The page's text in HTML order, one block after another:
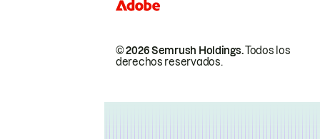
© 2026 Semrush Holdings.Todos los
derechos reservados.